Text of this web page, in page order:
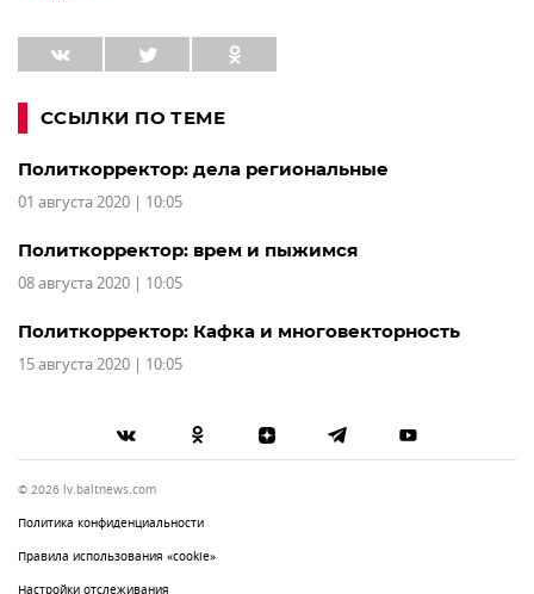
ССЫЛКИ ПО ТЕМЕ
Политкорректор: дела региональные
01 августа 2020 | 10:05
Политкорректор: врем и пыжимся
08 августа 2020 | 10:05
Политкорректор: Кафка и многовекторность
15 августа 2020 | 10:05
© 2026 lv.baltnews.com
Политика конфиденциальности
Правила использования «cookie»
Настройки отслеживания